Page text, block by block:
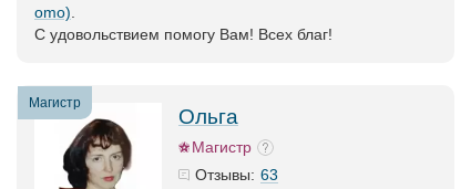
omo)
С удовольствием помогу Вам! Всех благ!
Магистр
Ольга
Магистр
Отзывы: 63